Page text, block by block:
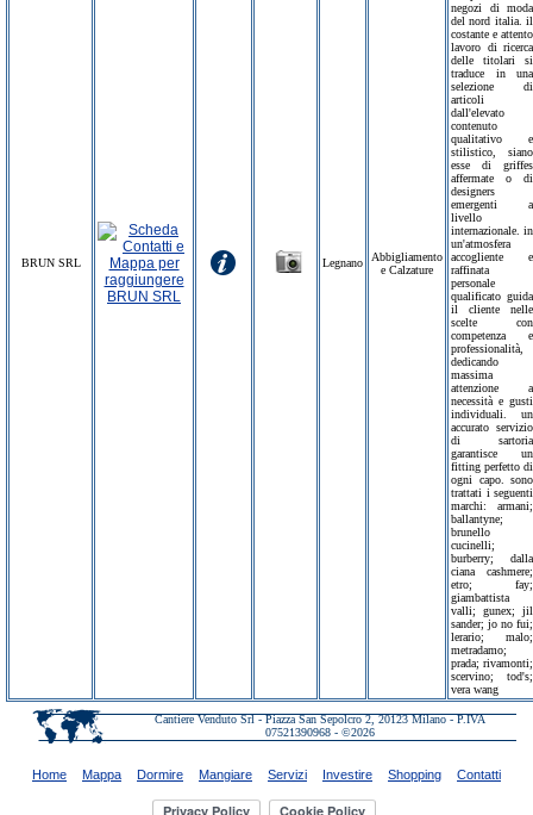
BRUN SRL Legnano
Abbigliamento
e Calzature
negozi di moda
del nord italia. il
costante e attento
lavoro di ricerca
delle titolari si
traduce in una
selezione di
articoli
dall'elevato
contenuto
qualitativo e
stilistico, siano
esse di griffes
affermate o di
designers
emergenti a
livello
internazionale. in
un'atmosfera
accogliente e
raffinata
personale
qualificato guida
il cliente nelle
scelte con
competenza e
professionalità,
dedicando
massima
attenzione a
necessità e gusti
individuali. un
accurato servizio
di sartoria
garantisce un
fitting perfetto di
ogni capo. sono
trattati i seguenti
marchi: armani;
ballantyne;
brunello
cucinelli;
burberry; dalla
ciana cashmere;
etro; fay;
giambattista
valli; gunex; jil
sander; jo no fui;
lerario; malo;
metradamo;
prada; rivamonti;
scervino; tod's;
vera wang
Cantiere Venduto Srl - Piazza San Sepolcro 2, 20123 Milano - P.IVA
07521390968 - ©2026
Home Mappa Dormire Mangiare Servizi Investire Shopping Contatti